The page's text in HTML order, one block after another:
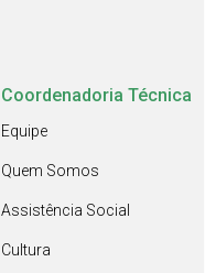
Coordenadoria Técnica
Equipe
Quem Somos
Assistência Social
Cultura